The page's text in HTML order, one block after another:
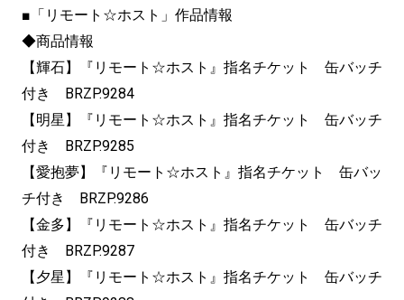
■「リモート☆ホスト」作品情報
◆商品情報
【輝石】『リモート☆ホスト』指名チケット 缶バッチ
付き BRZP.9284
【明星】『リモート☆ホスト』指名チケット 缶バッチ
付き BRZP.9285
【愛抱夢】『リモート☆ホスト』指名チケット 缶バッ
チ付き BRZP.9286
【金多】『リモート☆ホスト』指名チケット 缶バッチ
付き BRZP.9287
【夕星】『リモート☆ホスト』指名チケット 缶バッチ